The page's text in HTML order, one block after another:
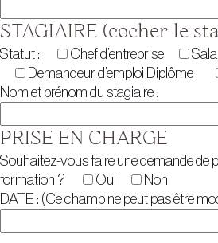
STAGIAIRE (cocher le
Statut : Chef d’entreprise
Demandeur d’emploi Diplôme :
Nom et prénom du stagiaire :
PRISE EN CHARGE
Souhaitez-vous faire une demande de
formation ?
Oui
Non
DATE : (Ce champ ne peut pas être